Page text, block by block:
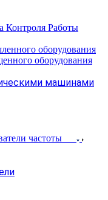
Контроля Работы
оборудования
оборудования
машинами
частоты